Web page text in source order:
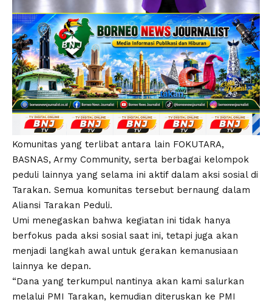
Komunitas yang terlibat antara lain FOKUTARA,
BASNAS, Army Community, serta berbagai kelompok
peduli lainnya yang selama ini aktif dalam aksi sosial di
Tarakan. Semua komunitas tersebut bernaung dalam
Aliansi Tarakan Peduli.
Umi menegaskan bahwa kegiatan ini tidak hanya
berfokus pada aksi sosial saat ini, tetapi juga akan
menjadi langkah awal untuk gerakan kemanusiaan
lainnya ke depan.
“Dana yang terkumpul nantinya akan kami salurkan
melalui PMI Tarakan, kemudian diteruskan ke PMI